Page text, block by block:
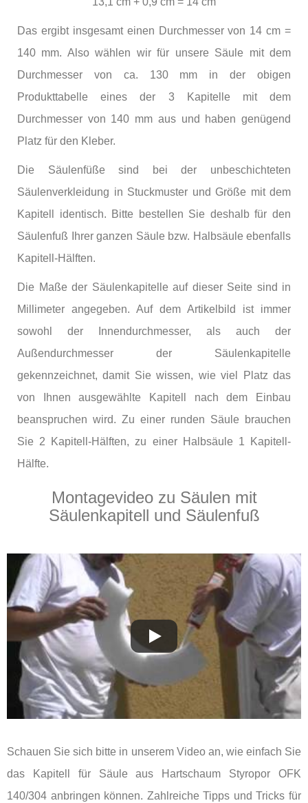
Das ergibt insgesamt einen Durchmesser von 14 cm =
140 mm. Also wählen wir für unsere Säule mit dem
Durchmesser von ca. 130 mm in der obigen
Produkttabelle eines der 3 Kapitelle mit dem
Durchmesser von 140 mm aus und haben genügend
Platz für den Kleber.
Die Säulenfüße sind bei der unbeschichteten
Säulenverkleidung in Stuckmuster und Größe mit dem
Kapitell identisch. Bitte bestellen Sie deshalb für den
Säulenfuß Ihrer ganzen Säule bzw. Halbsäule ebenfalls
Kapitell-Hälften.
Die Maße der Säulenkapitelle auf dieser Seite sind in
Millimeter angegeben. Auf dem Artikelbild ist immer
sowohl der Innendurchmesser, als auch der
Außendurchmesser der Säulenkapitelle
gekennzeichnet, damit Sie wissen, wie viel Platz das
von Ihnen ausgewählte Kapitell nach dem Einbau
beanspruchen wird. Zu einer runden Säule brauchen
Sie 2 Kapitell-Hälften, zu einer Halbsäule 1 Kapitell-
Hälfte.
Montagevideo zu Säulen mit
Säulenkapitell und Säulenfuß
Schauen Sie sich bitte in unserem Video an, wie einfach Sie
das Kapitell für Säule aus Hartschaum Styropor OFK
140/304 anbringen können. Zahlreiche Tipps und Tricks für